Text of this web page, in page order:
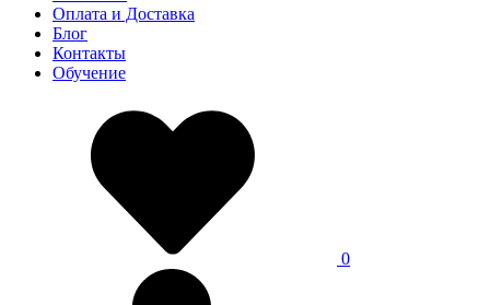
Оплата и Доставка
Блог
Контакты
Обучение
0